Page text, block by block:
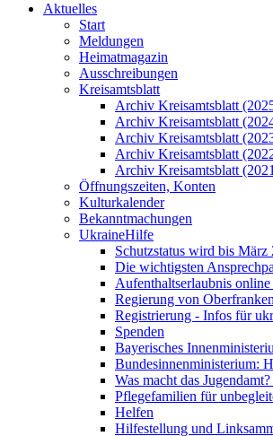
Aktuelles
Start
Meldungen
Heimatmagazin
Ausschreibungen
Kreisamtsblatt
Archiv Kreisamtsblatt
Archiv Kreisamtsblatt
Archiv Kreisamtsblatt
Archiv Kreisamtsblatt
Archiv Kreisamtsblatt
Öffnungszeiten, Konten
Kulturkalender
Bekanntmachungen
UkraineHilfe
Schutzstatus wird bis März
Die wichtigsten
Aufenthaltserlaubnis online
Regierung von
Registrierung - Infos für
Spenden
Bayerisches
Bundesinnenministerium:
Was macht das
Pflegefamilien für
Helfen
Hilfestellung und